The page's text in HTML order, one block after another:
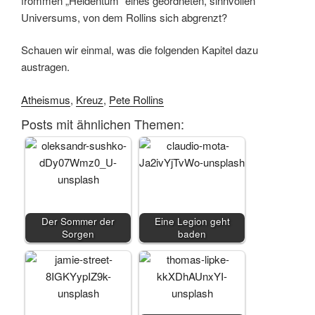
Universums, von dem Rollins sich abgrenzt?
Schauen wir einmal, was die folgenden Kapitel dazu
austragen.
Atheismus, Kreuz, Pete Rollins
Posts mit ähnlichen Themen:
Der Sommer der
Sorgen
Eine Legion geht
baden